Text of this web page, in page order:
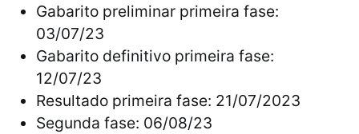
Gabarito preliminar primeira fase:
03/07/23
Gabarito definitivo primeira fase:
12/07/23
Resultado primeira fase: 21/07/2023
Segunda fase: 06/08/23